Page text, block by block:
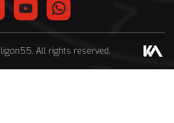
All rights reserved.